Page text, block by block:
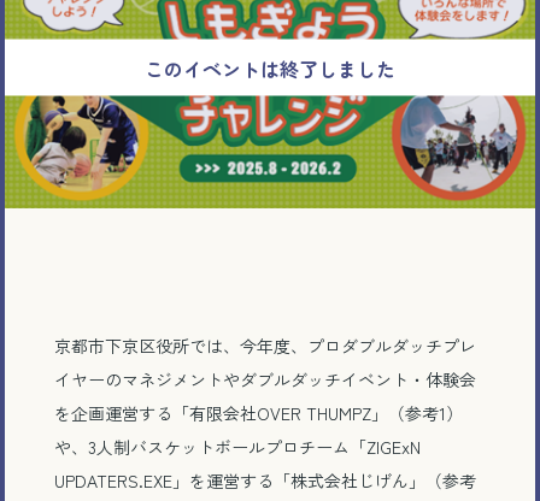
京都市下京区役所では、今年度、プロダブルダッチプレ
イヤーのマネジメントやダブルダッチイベント・体験会
を企画運営する「有限会社OVER THUMPZ」（参考1）
や、3人制バスケットボールプロチーム「ZIGExN
UPDATERS.EXE」を運営する「株式会社じげん」（参考